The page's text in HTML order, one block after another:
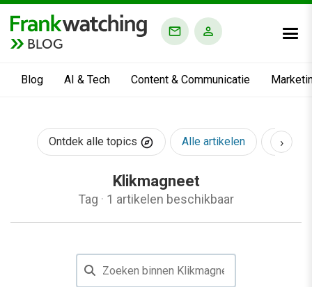
BLOG
Blog AI & Tech Content & Communicatie
Ontdek alle topics Alle artikelen AI &
›
Klikmagneet
Tag · 1 artikelen beschikbaar